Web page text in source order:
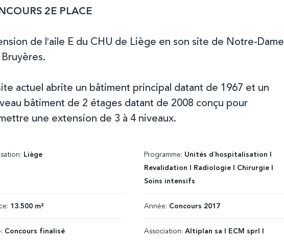
2E PLACE
de l'aile E du CHU de Liège en son site de Notre-Dame
actuel abrite un bâtiment principal datant de 1967 et un
bâtiment de 2 étages datant de 2008 conçu pour
une extension de 3 à 4 niveaux.
Liège Programme: Unités d'hospitalisation I
Revalidation I Radiologie I Chirurgie I
Soins intensifs
13.500 m² Année: Concours 2017
Concours finalisé Association: Altiplan sa I ECM sprl I